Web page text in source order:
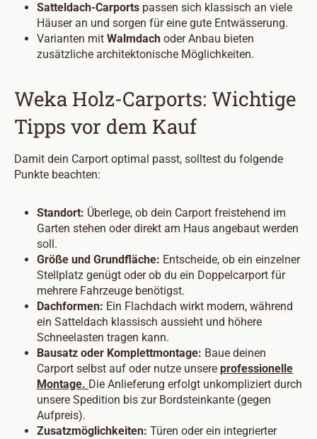
Satteldach-Carports passen sich klassisch an viele
Häuser an und sorgen für eine gute Entwässerung.
Varianten mit Walmdach oder Anbau bieten
zusätzliche architektonische Möglichkeiten.
Weka Holz-Carports: Wichtige
Tipps vor dem Kauf
Damit dein Carport optimal passt, solltest du folgende
Punkte beachten:
Standort: Überlege, ob dein Carport freistehend im
Garten stehen oder direkt am Haus angebaut werden
soll.
Größe und Grundfläche: Entscheide, ob ein einzelner
Stellplatz genügt oder ob du ein Doppelcarport für
mehrere Fahrzeuge benötigst.
Dachformen: Ein Flachdach wirkt modern, während
ein Satteldach klassisch aussieht und höhere
Schneelasten tragen kann.
Bausatz oder Komplettmontage: Baue deinen
Carport selbst auf oder nutze unsere professionelle
Montage. Die Anlieferung erfolgt unkompliziert durch
unsere Spedition bis zur Bordsteinkante (gegen
Aufpreis).
Zusatzmöglichkeiten: Türen oder ein integrierter